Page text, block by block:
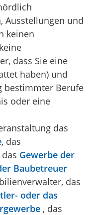
Ausstellungen und
keinen
dass Sie eine
haben) und
bestimmter Berufe
oder eine
das
, das
Gewerbe der
Baubetreuer
das
oder das
, das